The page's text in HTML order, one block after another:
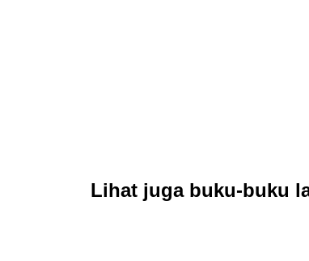
Lihat juga buku-buku